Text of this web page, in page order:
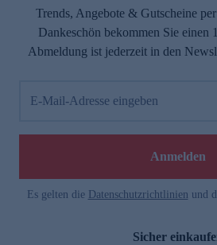
Trends, Angebote & Gutscheine
Dankeschön bekommen Sie einen
Abmeldung ist jederzeit in den
E-Mail-Adresse eingeben
Anmelden
Es gelten die Datenschutzrichtlinien und
Sicher